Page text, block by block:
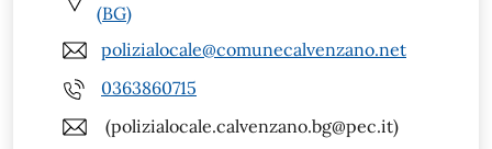
(BG)
polizialocale@comunecalvenzano.net
0363860715
(polizialocale.calvenzano.bg@pec.it)